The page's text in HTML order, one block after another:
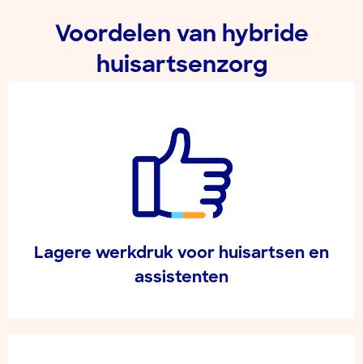
Voordelen van hybride
huisartsenzorg
Lagere werkdruk voor huisartsen en
assistenten